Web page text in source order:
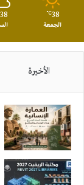
38
℃
الجمعة
38
الأخيرة